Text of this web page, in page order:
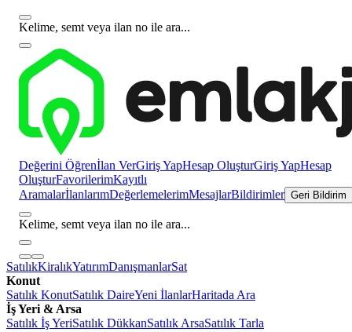
Kelime, semt veya ilan no ile ara...
Değerini Öğrenİlan VerGiriş YapHesap OluşturGiriş YapHesap
OluşturFavorilerimKayıtlı
AramalarİlanlarımDeğerlemelerimMesajlarBildirimler Geri Bildirim
Kelime, semt veya ilan no ile ara...
SatılıkKiralıkYatırımDanışmanlarSat
Konut
Satılık KonutSatılık DaireYeni İlanlarHaritada Ara
İş Yeri & Arsa
Satılık İş YeriSatılık DükkanSatılık ArsaSatılık Tarla